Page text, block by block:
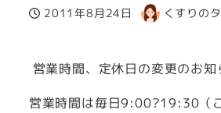
投稿日
2011年8月24日
著
くすりの
営業時間、定休日の変更のお知
営業時間は毎日9:00?19:30（